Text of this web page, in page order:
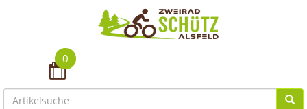
Toggle navigation
0